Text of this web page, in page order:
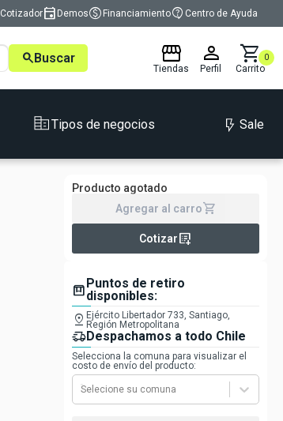
Cotizadorevent Demosmonetization_on Financiamientocontact_support Centro de Ayuda
searchBuscar storefront
Tiendas
person
Perfil
shopping_cart
Carrito
0
Tipos de negocios Sale
Producto agotado
Agregar al carroshopping_cart
Cotizarlist_alt_add
boxPuntos de retiro
disponibles:
pin_dropEjército Libertador 733, Santiago,
Región Metropolitana
delivery_truck_speedDespachamos a todo Chile
Selecciona la comuna para visualizar el
costo de envío del producto:
Selecione su comuna